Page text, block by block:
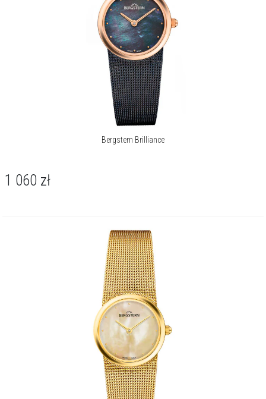
Bergstern Brilliance
1 060 zł